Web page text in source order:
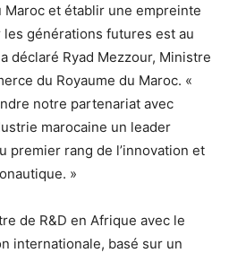
Maroc et établir une empreinte
générations futures est au
déclaré Ryad Mezzour, Ministre
du Royaume du Maroc. «
notre partenariat avec
marocaine un leader
premier rang de l’innovation et
»
de R&D en Afrique avec le
internationale, basé sur un